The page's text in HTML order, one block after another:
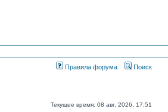
Правила форума Поиск
Текущее время: 08 авг, 2026, 17:51